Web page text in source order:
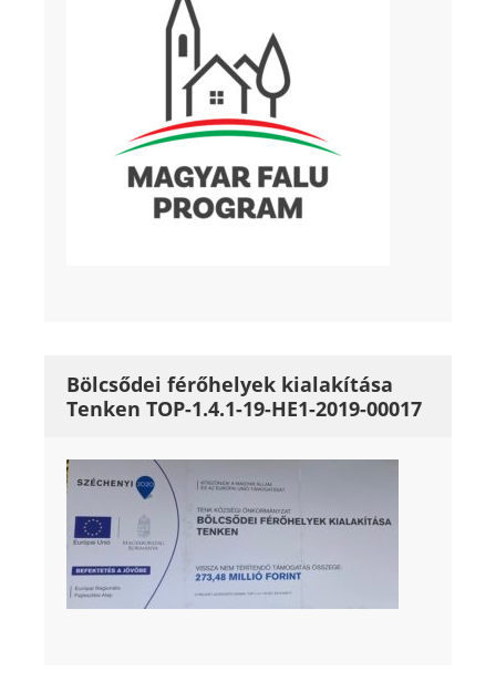
Bölcsődei férőhelyek kialakítása
Tenken TOP-1.4.1-19-HE1-2019-00017